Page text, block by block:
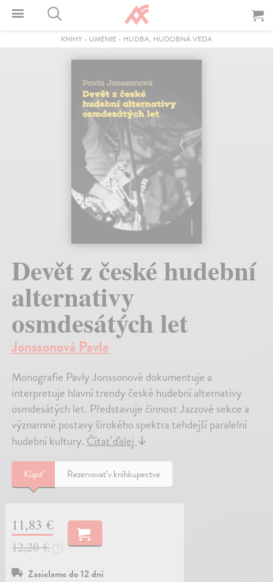
KNIHY - UMENIE - HUDBA, HUDOBNÁ VEDA
Devět z české hudební
alternativy
osmdesátých let
Jonssonová Pavla
Monografie Pavly Jonssonové dokumentuje a
interpretuje hlavní trendy české hudební alternativy
osmdesátých let. Představuje činnost Jazzové sekce a
významné postavy širokého spektra tehdejší paralelní
hudební kultury. Čítať ďalej ↓
Kúpiť Rezervovať v kníhkupectve
11,83 €
12,20 €
?
Zasielame do 12 dní